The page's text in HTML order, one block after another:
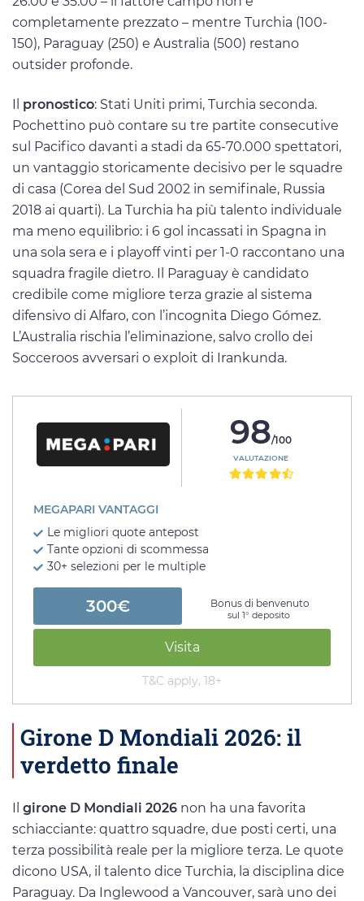
completamente prezzato – mentre Turchia (100-
150), Paraguay (250) e Australia (500) restano
outsider profonde.
Il pronostico: Stati Uniti primi, Turchia seconda.
Pochettino può contare su tre partite consecutive
sul Pacifico davanti a stadi da 65-70.000 spettatori,
un vantaggio storicamente decisivo per le squadre
di casa (Corea del Sud 2002 in semifinale, Russia
2018 ai quarti). La Turchia ha più talento individuale
ma meno equilibrio: i 6 gol incassati in Spagna in
una sola sera e i playoff vinti per 1-0 raccontano una
squadra fragile dietro. Il Paraguay è candidato
credibile come migliore terza grazie al sistema
difensivo di Alfaro, con l’incognita Diego Gómez.
L’Australia rischia l’eliminazione, salvo crollo dei
Socceroos avversari o exploit di Irankunda.
98/100
VALUTAZIONE
MEGAPARI VANTAGGI
Le migliori quote antepost
Tante opzioni di scommessa
30+ selezioni per le multiple
300€ Bonus di benvenuto
sul 1° deposito
Visita
T&C apply, 18+
Girone D Mondiali 2026: il
verdetto finale
Il girone D Mondiali 2026 non ha una favorita
schiacciante: quattro squadre, due posti certi, una
terza possibilità reale per la migliore terza. Le quote
dicono USA, il talento dice Turchia, la disciplina dice
Paraguay. Da Inglewood a Vancouver, sarà uno dei